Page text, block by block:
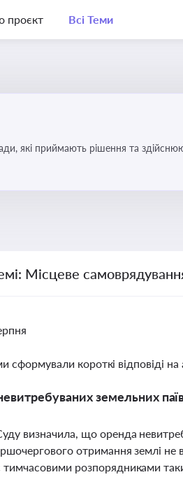
проєкт Всі Теми
які приймають рішення та
Місцеве
сформували короткі відповіді
земельних
визначила, що оренда
отримання землі
розпорядниками